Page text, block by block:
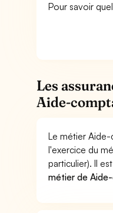
Pour savoir
Les
Aide-
Le métier
l'exercice du
particulier). Il
métier de